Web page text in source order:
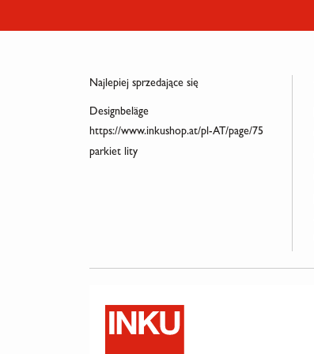
Najlepiej sprzedające się
Designbeläge
https://www.inkushop.at/pl-AT/page/75
parkiet lity